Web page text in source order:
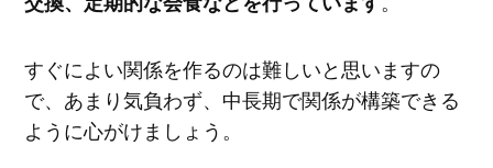
すぐによい関係を作るのは難しいと思いますの
で、あまり気負わず、中長期で関係が構築できる
ように心がけましょう。